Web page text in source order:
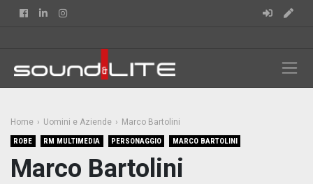
FacebookLinkedin
Home Uomini e Aziende Marco Bartolini
ROBE RM MULTIMEDIA PERSONAGGIO MARCO BARTOLINI
Marco Bartolini